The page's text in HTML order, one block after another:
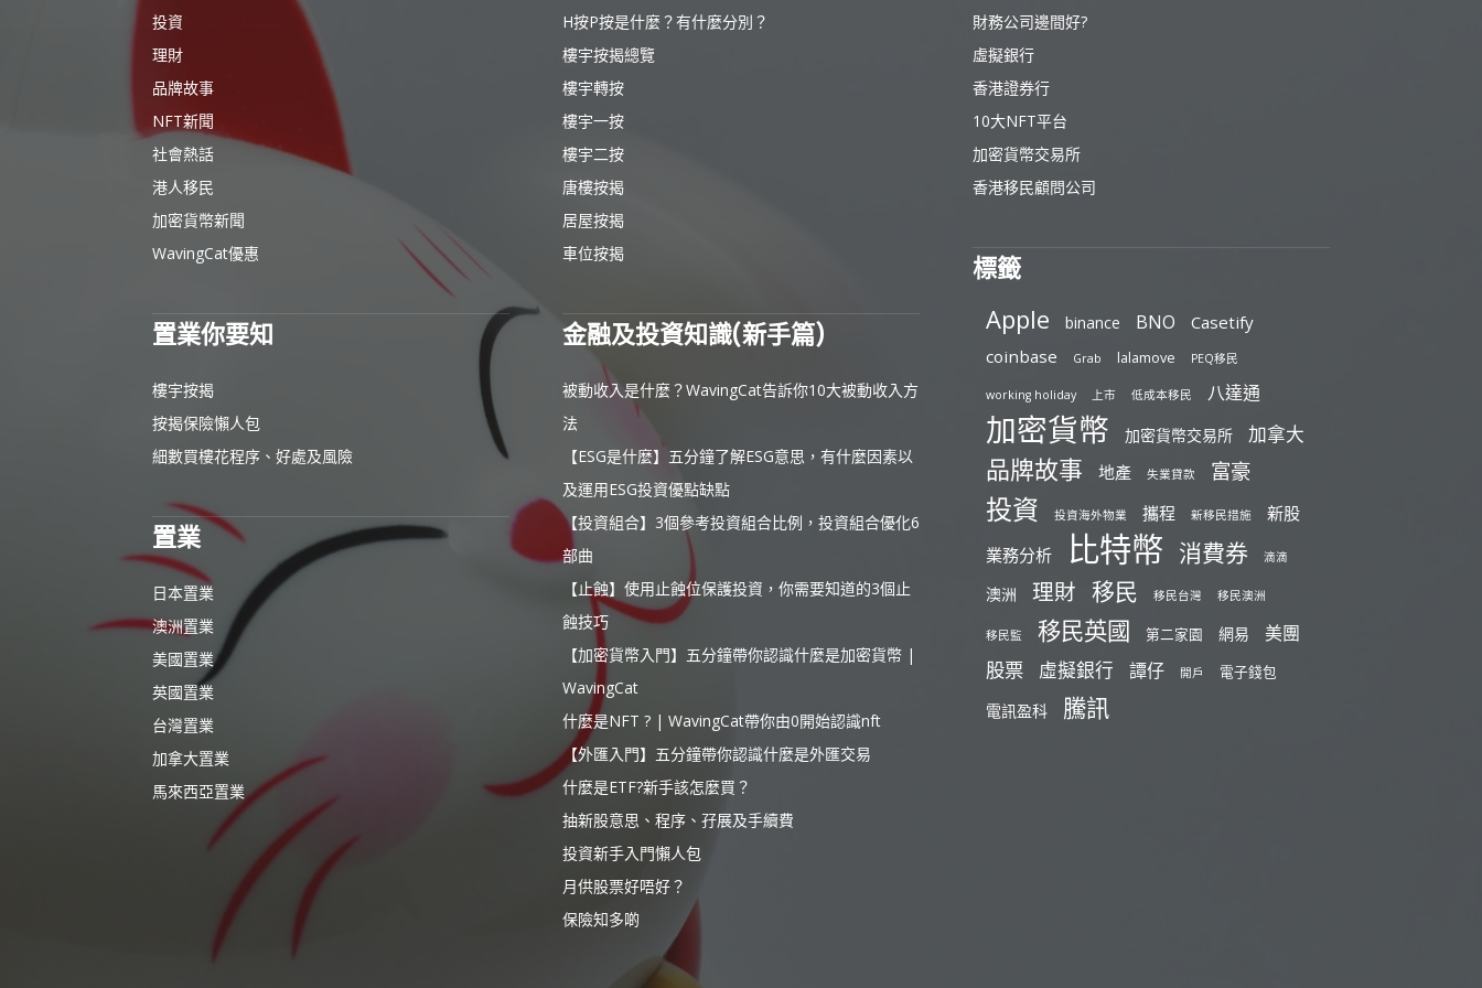
投資
理財
品牌故事
NFT新聞
社會熱話
港人移民
加密貨幣新聞
WavingCat優惠
置業你要知
樓宇按揭
按揭保險懶人包
細數買樓花程序、好處及風險
置業
日本置業
澳洲置業
美國置業
英國置業
台灣置業
加拿大置業
馬來西亞置業
H按P按是什麼？有什麼分別？
樓宇按揭總覽
樓宇轉按
樓宇一按
樓宇二按
唐樓按揭
居屋按揭
車位按揭
金融及投資知識(新手篇)
被動收入是什麼？WavingCat告訴你10大被動收入方
法
【ESG是什麼】五分鐘了解ESG意思，有什麼因素以
及運用ESG投資優點缺點
【投資組合】3個參考投資組合比例，投資組合優化6
部曲
【止蝕】使用止蝕位保護投資，你需要知道的3個止
蝕技巧
【加密貨幣入門】五分鐘帶你認識什麼是加密貨幣 |
WavingCat
什麼是NFT ? | WavingCat帶你由0開始認識nft
【外匯入門】五分鐘帶你認識什麼是外匯交易
什麼是ETF?新手該怎麼買？
抽新股意思、程序、孖展及手續費
投資新手入門懶人包
月供股票好唔好？
保險知多啲
財務公司邊間好?
虛擬銀行
香港證券行
10大NFT平台
加密貨幣交易所
香港移民顧問公司
標籤
Apple binance BNO
Casetify
coinbase
Grab lalamove PEQ移民
working holiday 上市 低成本移民 八達通
加密貨幣 加密貨幣交易所 加拿大
品牌故事 地產 失業貸款 富豪
投資 投資海外物業 攜程 新移民措施
新股
業務分析
比特幣 消費券 滴滴
澳洲 理財 移民 移民台灣 移民澳洲
移民監 移民英國 第二家園 網易 美團
股票 虛擬銀行 譚仔 開戶 電子錢包
電訊盈科 騰訊